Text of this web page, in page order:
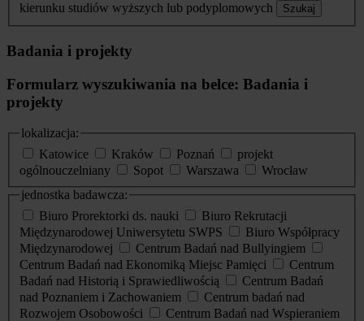
kierunku studiów wyższych lub podyplomowych
Szukaj
Badania i projekty
Formularz wyszukiwania na belce: Badania i
projekty
lokalizacja:
Katowice
Kraków Poznań
projekt
ogólnouczelniany
Sopot Warszawa
Wrocław
jednostka badawcza:
Biuro Prorektorki ds. nauki
Biuro Rekrutacji
Międzynarodowej Uniwersytetu SWPS
Biuro Współpracy
Międzynarodowej
Centrum Badań nad Bullyingiem
Centrum Badań nad Ekonomiką Miejsc Pamięci
Centrum
Badań nad Historią i Sprawiedliwością
Centrum Badań
nad Poznaniem i Zachowaniem
Centrum badań nad
Rozwojem Osobowości
Centrum Badań nad Wspieraniem